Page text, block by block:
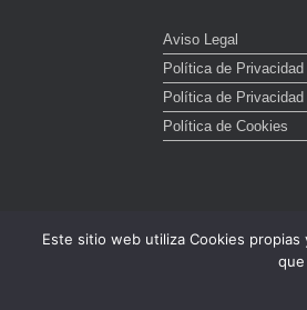
Aviso Legal
Política de Privacidad
Política de
Política de Cookies
Este sitio web utiliza Cookies
que